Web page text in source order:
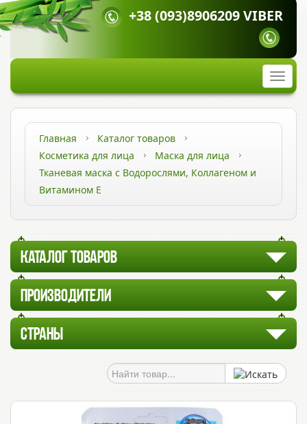
+38 (093)8906209 VIBER
Главная
Каталог товаров
Косметика для лица
Маска для лица
Тканевая маска с Водорослями, Коллагеном и
Витамином Е
КАТАЛОГ ТОВАРОВ
ПРОИЗВОДИТЕЛИ
СТРАНЫ